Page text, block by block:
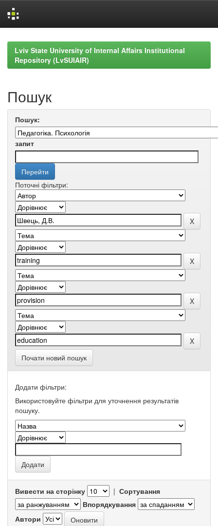
navigationLviv State University of Internal Affairs Institutional
Repository (LvSUIAIR)
Пошук
Пошук:
запит
Поточні фільтри:
Почати новий пошук
Додати фільтри:
Використовуйте фільтри для уточнення результатів
пошуку.
Вивести на сторінку | Сортування
Впорядкування
Автори